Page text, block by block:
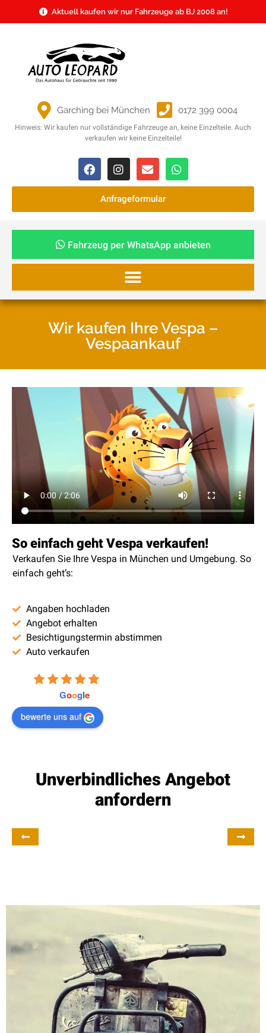
Aktuell kaufen wir nur Fahrzeuge ab BJ 2008 an!
Garching bei München 0172 399 0004
Hinweis: Wir kaufen nur vollständige Fahrzeuge an, keine Einzelteile. Auch
verkaufen wir keine Einzelteile!
Anfrageformular
Fahrzeug per WhatsApp anbieten
Wir kaufen Ihre Vespa –
Vespaankauf
So einfach geht Vespa verkaufen!
Verkaufen Sie Ihre Vespa in München und Umgebung. So
einfach geht’s:
Angaben hochladen
Angebot erhalten
Besichtigungstermin abstimmen
Auto verkaufen
Google
bewerte uns auf
Unverbindliches Angebot
anfordern